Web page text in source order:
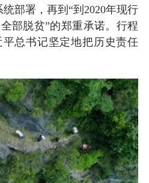
部署，再到“到2020年现行
部脱贫”的郑重承诺。行程
总书记坚定地把历史责任